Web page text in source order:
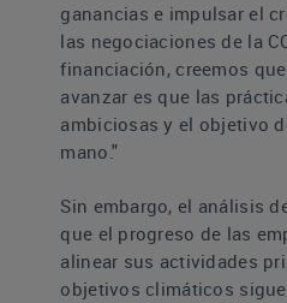
ganancias e impulsar el
las negociaciones de la
financiación, creemos
avanzar es que las
ambiciosas y el objetivo
mano."
Sin embargo, el análisis
que el progreso de las
alinear sus actividades
objetivos climáticos